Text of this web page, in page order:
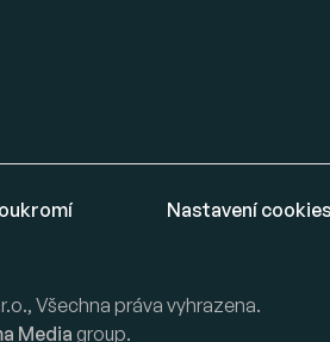
Nastavení cookies
Všechna práva vyhrazena.
Media group.